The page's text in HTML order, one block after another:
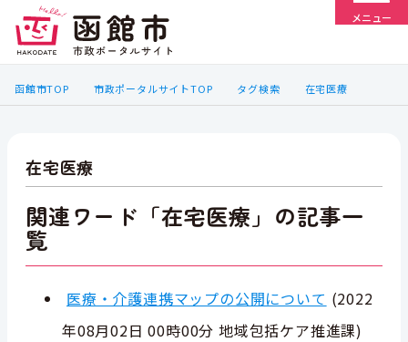
メニュー
函館市TOP 市政ポータルサイトTOP タグ検索 在宅医療
在宅医療
関連ワード「在宅医療」の記事一
覧
医療・介護連携マップの公開について (2022
年08月02日 00時00分 地域包括ケア推進課)